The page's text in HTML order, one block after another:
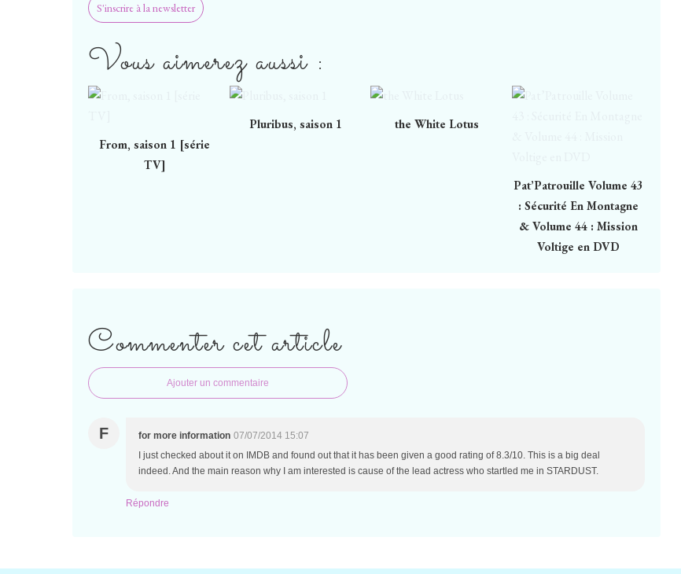
S'inscrire à la newsletter
Vous aimerez aussi :
From, saison 1 [série
TV]
Pluribus, saison 1 the White Lotus
Pat’Patrouille Volume 43
: Sécurité En Montagne
& Volume 44 : Mission
Voltige en DVD
Commenter cet article
Ajouter un commentaire
F for more information 07/07/2014 15:07
I just checked about it on IMDB and found out that it has been given a good rating of 8.3/10. This is a big deal
indeed. And the main reason why I am interested is cause of the lead actress who startled me in STARDUST.
Répondre